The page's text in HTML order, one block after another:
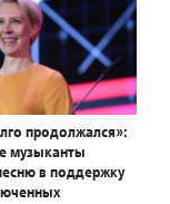
продолжался»:
музыканты
в поддержку